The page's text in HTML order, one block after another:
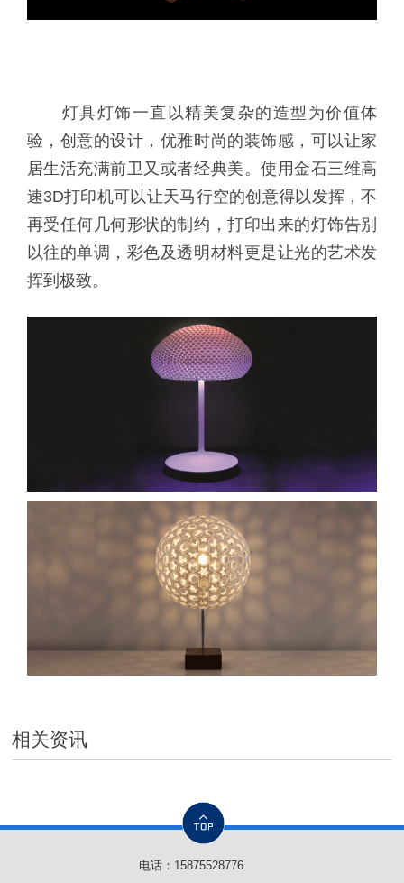
灯具灯饰一直以精美复杂的造型为价值体
验，创意的设计，优雅时尚的装饰感，可以让家
居生活充满前卫又或者经典美。使用金石三维高
速3D打印机可以让天马行空的创意得以发挥，不
再受任何几何形状的制约，打印出来的灯饰告别
以往的单调，彩色及透明材料更是让光的艺术发
挥到极致。
相关资讯
电话： 15875528776